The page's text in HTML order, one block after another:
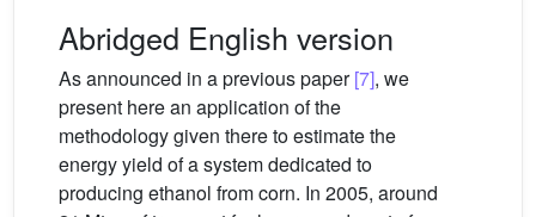
Abridged English version
As announced in a previous paper[7], we
present here an application of the
methodology given there to estimate the
energy yield of a system dedicated to
producing ethanol from corn. In 2005, around